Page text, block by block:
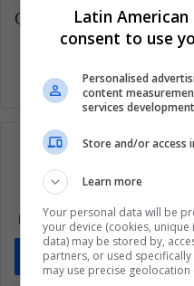
Copy edited by Laura
Suscríbete a
Mantente informado sobre lo
Latin
consent to use
Personalised
content
services development
Store and/or access
Learn more
Your personal data will be
your device (cookies,
data) may be stored by,
partners, or used
may use precise geolocation